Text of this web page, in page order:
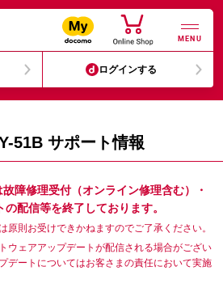
MENU
ログインする
51B サポート情報
障修理受付（オンライン修理含む）・
配信等を終了しております。
原則お受けできかねますのでご了承ください。
ウェアアップデートが配信される場合がござい
デートについてはお客さまの責任において実施